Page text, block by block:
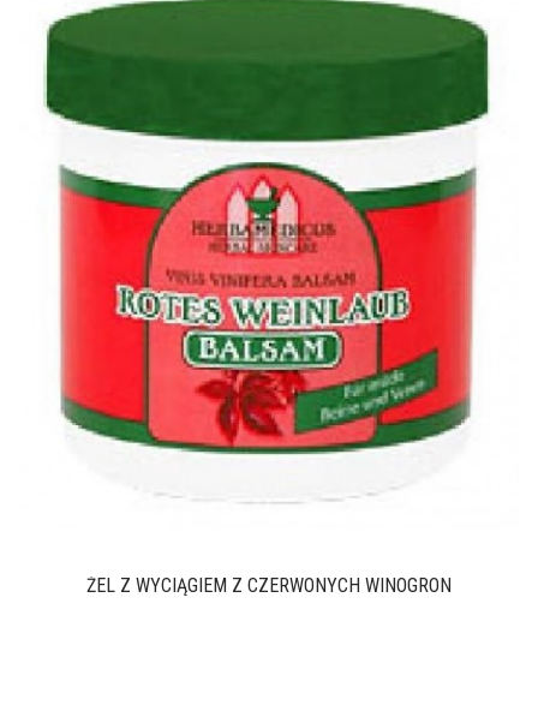
ŻEL Z WYCIĄGIEM Z CZERWONYCH WINOGRON